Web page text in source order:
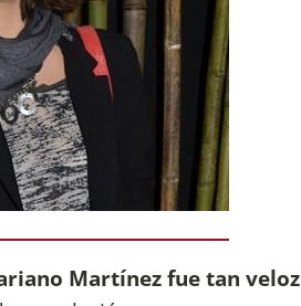
Martínez fue tan veloz